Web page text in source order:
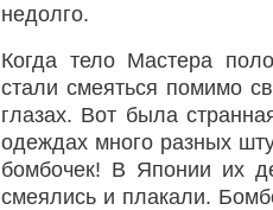
недолго.
Когда тело Мастера
стали смеяться помимо
глазах. Вот была
одеждах много разных
бомбочек! В Японии их
смеялись и плакали.